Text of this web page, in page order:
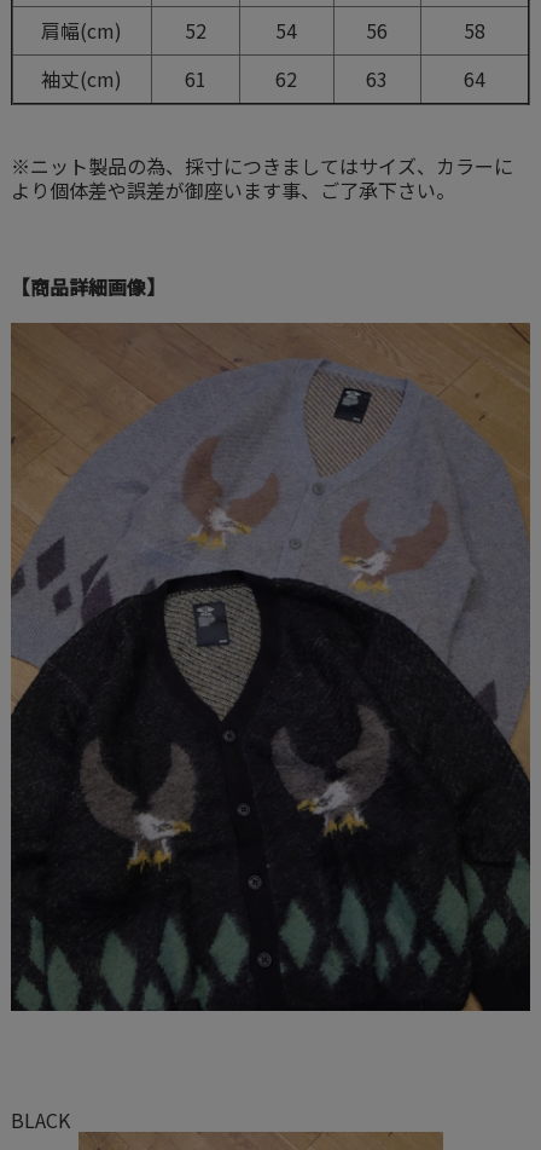
肩幅(cm)
52 54 56
58
袖丈(cm)
61 62 63 64
※ニット製品の為、採寸につきましてはサイズ、カラーに
より個体差や誤差が御座います事、ご了承下さい。
【商品詳細画像】
BLACK